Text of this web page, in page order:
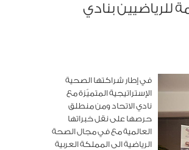
للرياضيين بنادي
في إطار شراكتها الصحية
الإستراتيجية المتميّزة مع
نادي الاتحاد ومن منطلق
حرصها على نقل خبراتها
العالمية مع في مجال الصحة
الرياضية الى المملكة العربية